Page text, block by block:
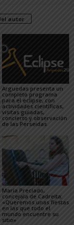
autor
Arguedas presenta un
completo programa
para el eclipse, con
actividades científicas,
visitas guiadas,
concierto y observación
de las Perseidas
María Preciado,
concejala de Cadreita:
«Queremos unas fiestas
en las que todo el
mundo encuentre su
sitio»